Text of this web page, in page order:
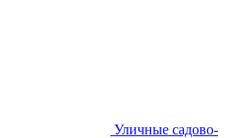
Уличные садово-